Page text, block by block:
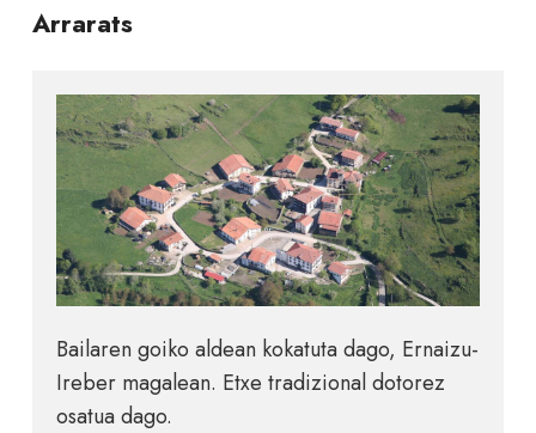
Arrarats
Bailaren goiko aldean kokatuta dago, Ernaizu-
Ireber magalean. Etxe tradizional dotorez
osatua dago.